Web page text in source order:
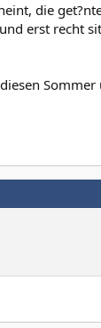
die
und erst recht
Sommer